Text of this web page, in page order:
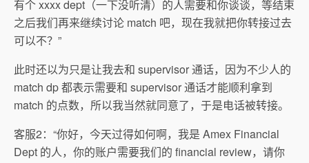
有个 xxxx dept（一下没听清）的人需要和你谈谈，等结束
之后我们再来继续讨论 match 吧，现在我就把你转接过去
可以不？”
此时还以为只是让我去和 supervisor 通话，因为不少人的
match dp 都表示需要和 supervisor 通话才能顺利拿到
match 的点数，所以我当然就同意了，于是电话被转接。
客服2：“你好，今天过得如何啊，我是 Amex Financial
Dept 的人，你的账户需要我们的 financial review，请你